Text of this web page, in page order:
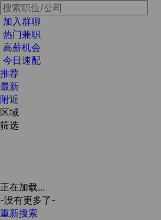
加入群聊
热门兼职
高薪机会
今日速配
推荐
最新
附近
区域
筛选
正在加载...
-没有更多了-
重新搜索